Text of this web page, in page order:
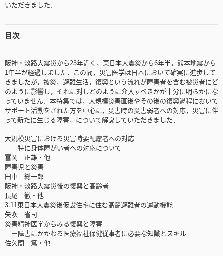
いただきました．
目次
阪神・淡路大震災から23年近く，東日本大震災から6年半，熊本地震から
1年半が経過しました．この間，災害医学は日本において確実に進歩して
きましたが，被災，避難生活，復興という流れが障害者を含む被災者にど
のように影響し，それに対しどのように介入すべきかが十分に明らかにな
っていません．本特集では，大規模災害直後やその後の復興過程において
サポート活動をされた方を中心に，災害時の災害弱者への対応，災害に伴
って新たに生じる障害，について解説していただきました．
大規模災害における災害時要配慮者への対応
－特に身体障がい者への対応について
冨岡 正雄・他
障害児と災害
田中 総一郎
阪神・淡路大震災後の復興と高齢者
長尾 徹・他
3.11東日本大震災後仮設住宅に住む高齢避難者の運動機能
矢吹 省司
災害精神医学からみる復興と障害
－障害にかかわる医療福祉保健従事者に必要な知識とスキル
佐久間 篤・他